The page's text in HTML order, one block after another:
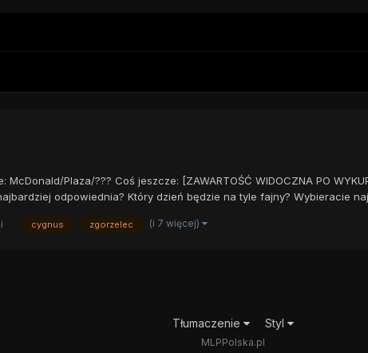
Plaza/??? Coś jeszcze: [ZAWARTOŚĆ WIDOCZNA PO
odpowiednia? Który dzień będzie na tyle fajny? Wybieracie
cygnus zgorzelec (i 7 więcej)
Tłumaczenie Styl
MLPPolska.pl